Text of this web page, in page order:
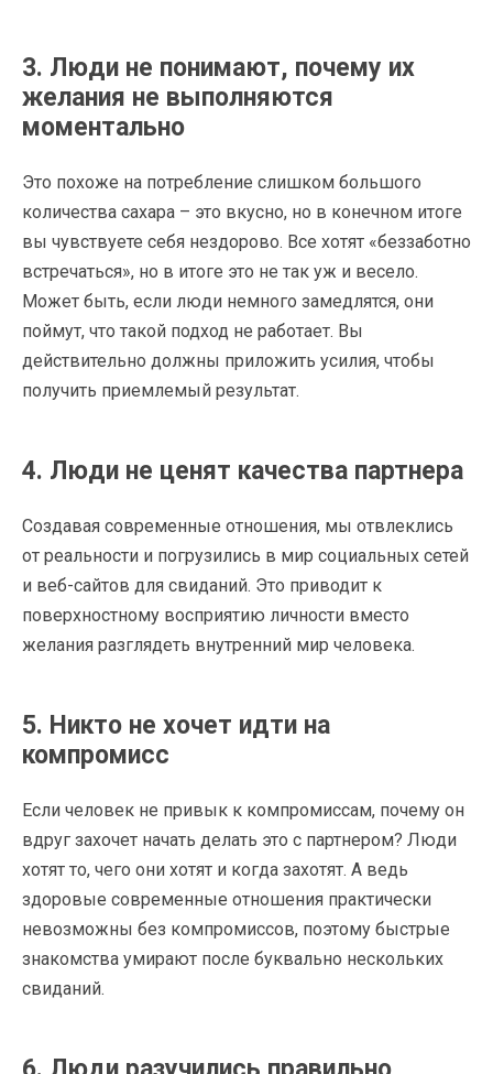
3. Люди не понимают, почему их
желания не выполняются
моментально
Это похоже на потребление слишком большого
количества сахара – это вкусно, но в конечном итоге
вы чувствуете себя нездорово. Все хотят «беззаботно
встречаться», но в итоге это не так уж и весело.
Может быть, если люди немного замедлятся, они
поймут, что такой подход не работает. Вы
действительно должны приложить усилия, чтобы
получить приемлемый результат.
4. Люди не ценят качества партнера
Создавая современные отношения, мы отвлеклись
от реальности и погрузились в мир социальных сетей
и веб-сайтов для свиданий. Это приводит к
поверхностному восприятию личности вместо
желания разглядеть внутренний мир человека.
5. Никто не хочет идти на
компромисс
Если человек не привык к компромиссам, почему он
вдруг захочет начать делать это с партнером? Люди
хотят то, чего они хотят и когда захотят. А ведь
здоровые современные отношения практически
невозможны без компромиссов, поэтому быстрые
знакомства умирают после буквально нескольких
свиданий.